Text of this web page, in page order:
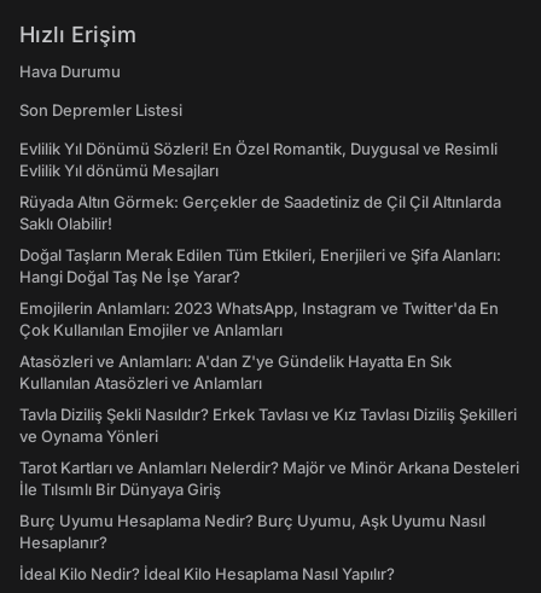
Hızlı Erişim
Hava Durumu
Son Depremler Listesi
Evlilik Yıl Dönümü Sözleri! En Özel Romantik, Duygusal ve Resimli
Evlilik Yıl dönümü Mesajları
Rüyada Altın Görmek: Gerçekler de Saadetiniz de Çil Çil Altınlarda
Saklı Olabilir!
Doğal Taşların Merak Edilen Tüm Etkileri, Enerjileri ve Şifa Alanları:
Hangi Doğal Taş Ne İşe Yarar?
Emojilerin Anlamları: 2023 WhatsApp, Instagram ve Twitter'da En
Çok Kullanılan Emojiler ve Anlamları
Atasözleri ve Anlamları: A'dan Z'ye Gündelik Hayatta En Sık
Kullanılan Atasözleri ve Anlamları
Tavla Diziliş Şekli Nasıldır? Erkek Tavlası ve Kız Tavlası Diziliş Şekilleri
ve Oynama Yönleri
Tarot Kartları ve Anlamları Nelerdir? Majör ve Minör Arkana Desteleri
İle Tılsımlı Bir Dünyaya Giriş
Burç Uyumu Hesaplama Nedir? Burç Uyumu, Aşk Uyumu Nasıl
Hesaplanır?
İdeal Kilo Nedir? İdeal Kilo Hesaplama Nasıl Yapılır?